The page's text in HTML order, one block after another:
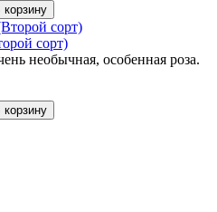
корзину
сорт)
необычная, особенная роза.
корзину